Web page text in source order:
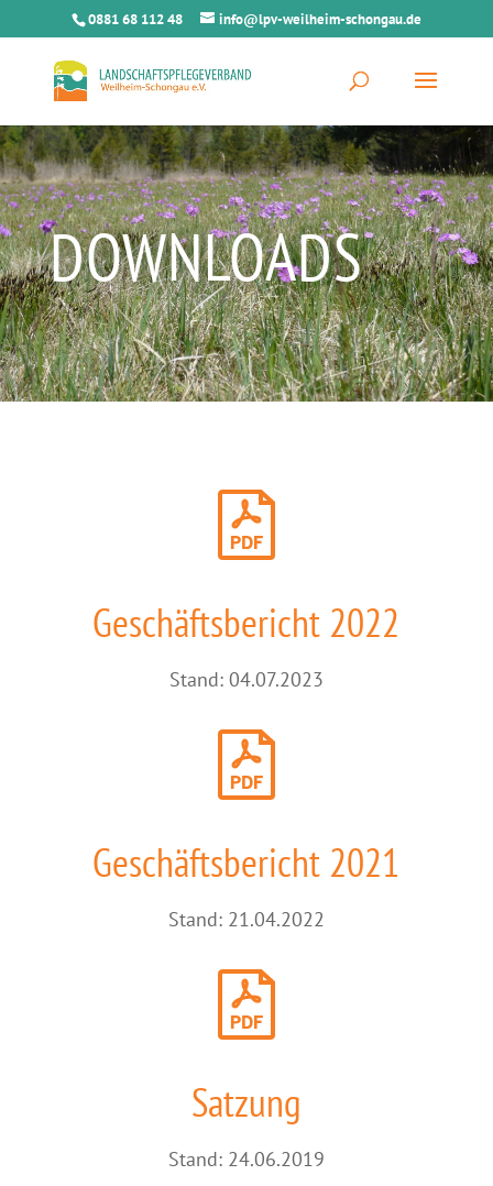
0881 68 112 48 info@lpv-weilheim-schongau.de
DOWNLOADS
Geschäftsbericht 2022
Stand: 04.07.2023
Geschäftsbericht 2021
Stand: 21.04.2022
Satzung
Stand: 24.06.2019